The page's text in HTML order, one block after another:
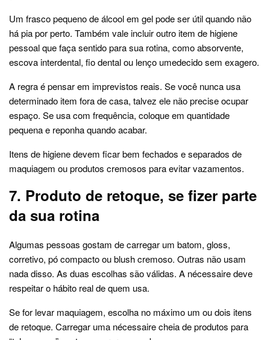
Um frasco pequeno de álcool em gel pode ser útil quando não
há pia por perto. Também vale incluir outro item de higiene
pessoal que faça sentido para sua rotina, como absorvente,
escova interdental, fio dental ou lenço umedecido sem exagero.
A regra é pensar em imprevistos reais. Se você nunca usa
determinado item fora de casa, talvez ele não precise ocupar
espaço. Se usa com frequência, coloque em quantidade
pequena e reponha quando acabar.
Itens de higiene devem ficar bem fechados e separados de
maquiagem ou produtos cremosos para evitar vazamentos.
7. Produto de retoque, se fizer parte
da sua rotina
Algumas pessoas gostam de carregar um batom, gloss,
corretivo, pó compacto ou blush cremoso. Outras não usam
nada disso. As duas escolhas são válidas. A nécessaire deve
respeitar o hábito real de quem usa.
Se for levar maquiagem, escolha no máximo um ou dois itens
de retoque. Carregar uma nécessaire cheia de produtos para